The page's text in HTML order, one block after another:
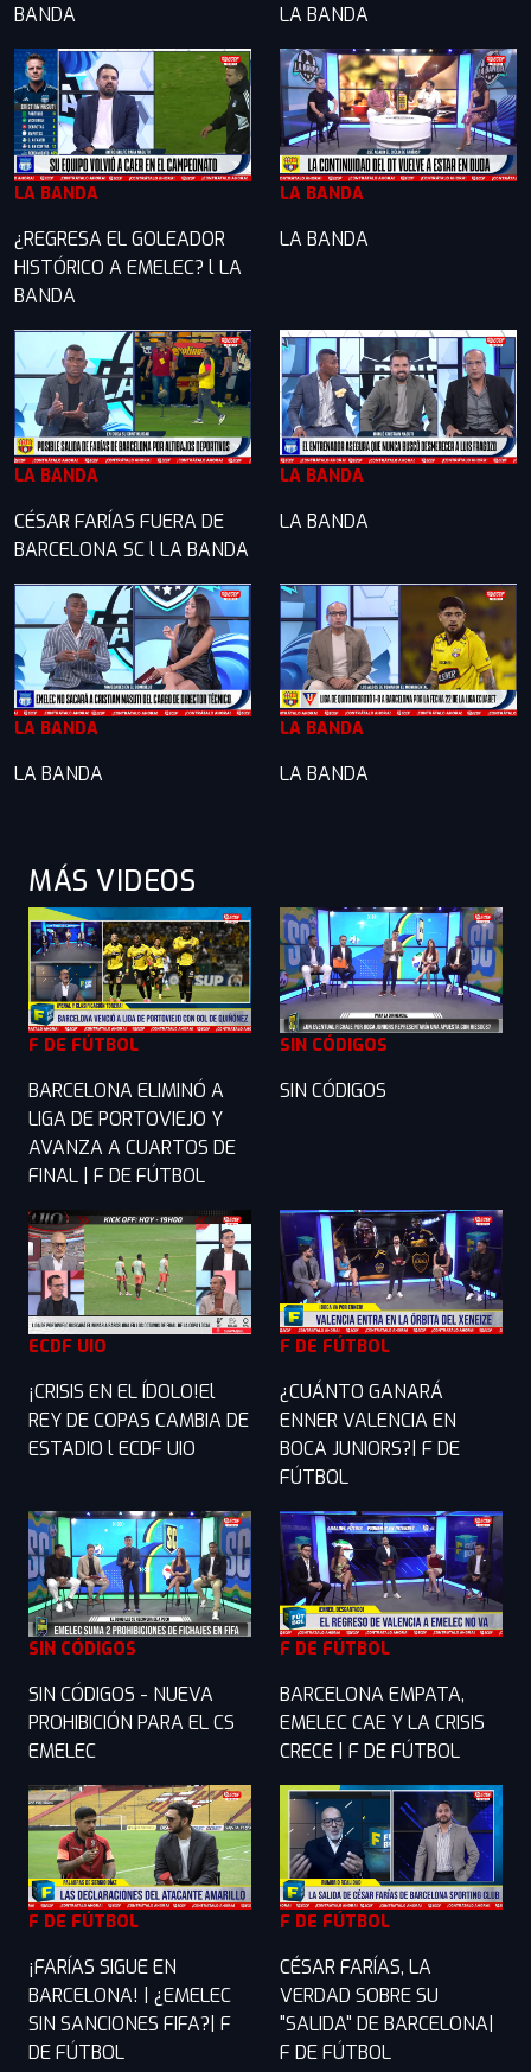
BANDA
LA BANDA
LA BANDA
¿REGRESA EL GOLEADOR
HISTÓRICO A EMELEC? l LA
BANDA
LA BANDA
LA BANDA
LA BANDA
CÉSAR FARÍAS FUERA DE
BARCELONA SC l LA BANDA
LA BANDA
LA BANDA
LA BANDA
LA BANDA
LA BANDA
LA BANDA
MÁS VIDEOS
F DE FÚTBOL
BARCELONA ELIMINÓ A
LIGA DE PORTOVIEJO Y
AVANZA A CUARTOS DE
FINAL | F DE FÚTBOL
SIN CÓDIGOS
SIN CÓDIGOS
ECDF UIO
¡CRISIS EN EL ÍDOLO!El
REY DE COPAS CAMBIA DE
ESTADIO l ECDF UIO
F DE FÚTBOL
¿CUÁNTO GANARÁ
ENNER VALENCIA EN
BOCA JUNIORS?| F DE
FÚTBOL
SIN CÓDIGOS
SIN CÓDIGOS - NUEVA
PROHIBICIÓN PARA EL CS
EMELEC
F DE FÚTBOL
BARCELONA EMPATA,
EMELEC CAE Y LA CRISIS
CRECE | F DE FÚTBOL
F DE FÚTBOL
¡FARÍAS SIGUE EN
BARCELONA! | ¿EMELEC
SIN SANCIONES FIFA?| F
DE FÚTBOL
F DE FÚTBOL
CÉSAR FARÍAS, LA
VERDAD SOBRE SU
"SALIDA" DE BARCELONA|
F DE FÚTBOL